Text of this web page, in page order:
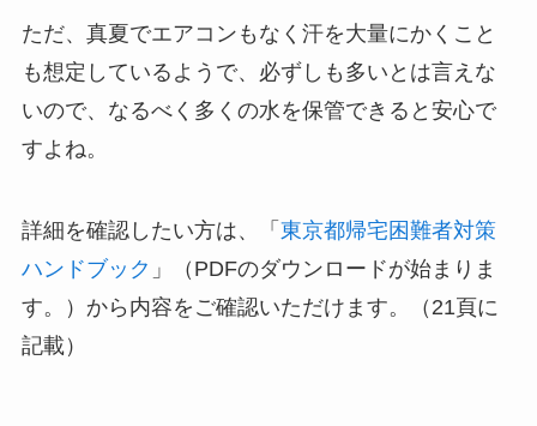
ただ、真夏でエアコンもなく汗を大量にかくこと
も想定しているようで、必ずしも多いとは言えな
いので、なるべく多くの水を保管できると安心で
すよね。
詳細を確認したい方は、「 東京都帰宅困難者対策
ハンドブック 」（PDFのダウンロードが始まりま
す。）から内容をご確認いただけます。（21頁に
記載）